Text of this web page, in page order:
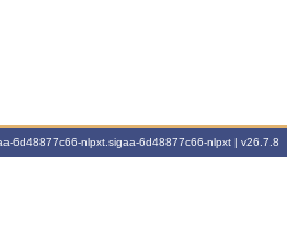
6d48877c66-nlpxt.sigaa-6d48877c66-nlpxt | v26.7.8